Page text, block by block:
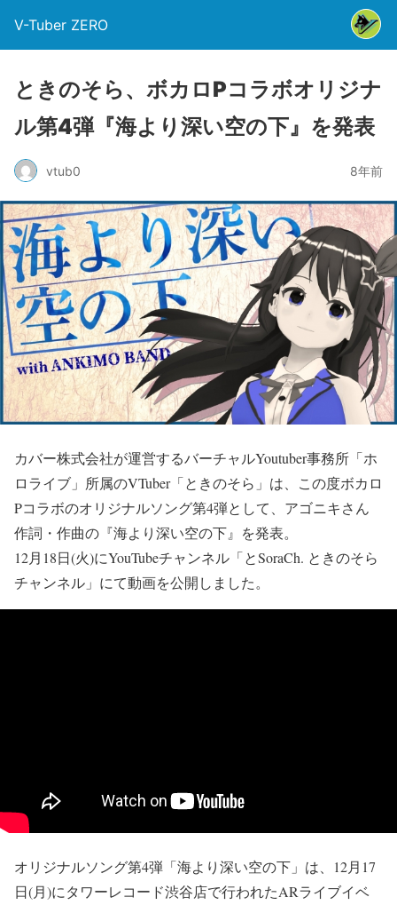
V-Tuber ZERO
ときのそら、ボカロPコラボオリジナ
ル第4弾『海より深い空の下』を発表
vtub0 8年前
カバー株式会社が運営するバーチャルYoutuber事務所「ホ
ロライブ」所属のVTuber「ときのそら」は、この度ボカロ
Pコラボのオリジナルソング第4弾として、アゴニキさん
作詞・作曲の『海より深い空の下』を発表。
12月18日(火)にYouTubeチャンネル「とSoraCh. ときのそら
チャンネル」にて動画を公開しました。
オリジナルソング第4弾「海より深い空の下」は、12月17
日(月)にタワーレコード渋谷店で行われたARライブイベ